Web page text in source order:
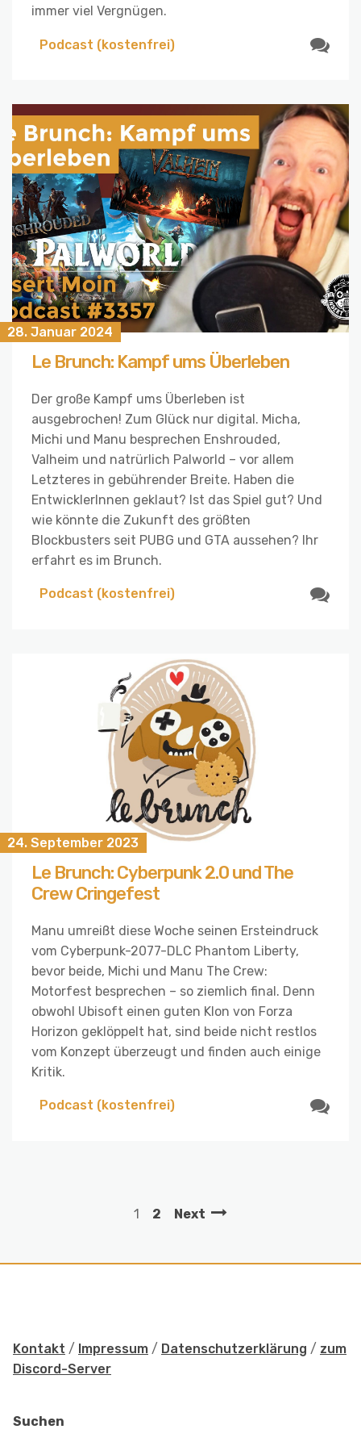
immer viel Vergnügen.
Podcast (kostenfrei)
28. Januar 2024
Le Brunch: Kampf ums Überleben
Der große Kampf ums Überleben ist
ausgebrochen! Zum Glück nur digital. Micha,
Michi und Manu besprechen Enshrouded,
Valheim und natrürlich Palworld – vor allem
Letzteres in gebührender Breite. Haben die
EntwicklerInnen geklaut? Ist das Spiel gut? Und
wie könnte die Zukunft des größten
Blockbusters seit PUBG und GTA aussehen? Ihr
erfahrt es im Brunch.
Podcast (kostenfrei)
24. September 2023
Le Brunch: Cyberpunk 2.0 und The
Crew Cringefest
Manu umreißt diese Woche seinen Ersteindruck
vom Cyberpunk-2077-DLC Phantom Liberty,
bevor beide, Michi und Manu The Crew:
Motorfest besprechen – so ziemlich final. Denn
obwohl Ubisoft einen guten Klon von Forza
Horizon geklöppelt hat, sind beide nicht restlos
vom Konzept überzeugt und finden auch einige
Kritik.
Podcast (kostenfrei)
1 2 Next
Kontakt / Impressum / Datenschutzerklärung / zum
Discord-Server
Suchen